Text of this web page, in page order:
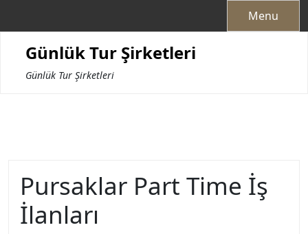
Menu
Günlük Tur Şirketleri
Günlük Tur Şirketleri
Pursaklar Part Time İş
İlanları